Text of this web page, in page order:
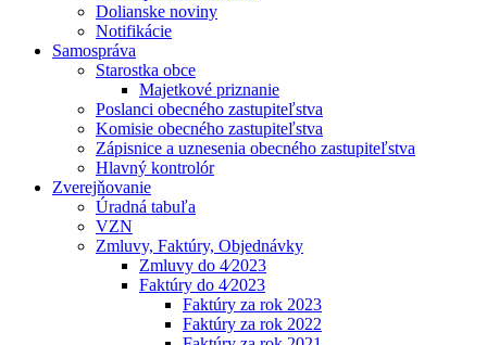
Dolianske noviny
Notifikácie
Samospráva
Starostka obce
Majetkové priznanie
Poslanci obecného zastupiteľstva
Komisie obecného zastupiteľstva
Zápisnice a uznesenia obecného zastupiteľstva
Hlavný kontrolór
Zverejňovanie
Úradná tabuľa
VZN
Zmluvy, Faktúry, Objednávky
Zmluvy do 4⁄2023
Faktúry do 4⁄2023
Faktúry za rok 2023
Faktúry za rok 2022